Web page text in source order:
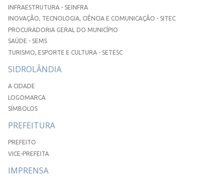
INFRAESTRUTURA - SEINFRA
INOVAÇÃO, TECNOLOGIA, CIÊNCIA E COMUNICAÇÃO - SITEC
PROCURADORIA GERAL DO MUNICÍPIO
SAÚDE - SEMS
TURISMO, ESPORTE E CULTURA - SETESC
SIDROLÂNDIA
A CIDADE
LOGOMARCA
SÍMBOLOS
PREFEITURA
PREFEITO
VICE-PREFEITA
IMPRENSA